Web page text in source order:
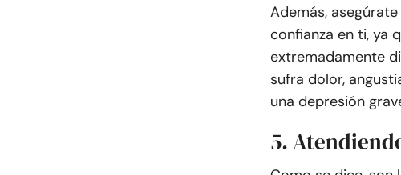
Además,
confianza en ti, ya
extremadamente
sufra dolor,
una depresión
5.